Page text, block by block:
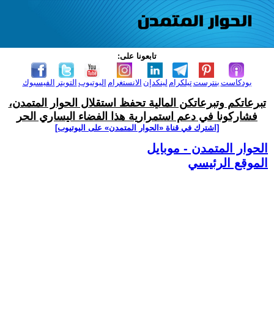
تابعونا على:
الفيسبوك التويتر اليوتيوب الانستغرام لينكدإن تيلكرامبنترست بودكاست
تبرعاتكم وتبرعاتكن المالية تحفظ استقلال الحوار المتمدن،
فشاركونا في دعم استمرارية هذا الفضاء اليساري الحر
[اشترك في قناة ‫«الحوار المتمدن» على اليوتيوب]
الحوار المتمدن - موبايل
الموقع الرئيسي